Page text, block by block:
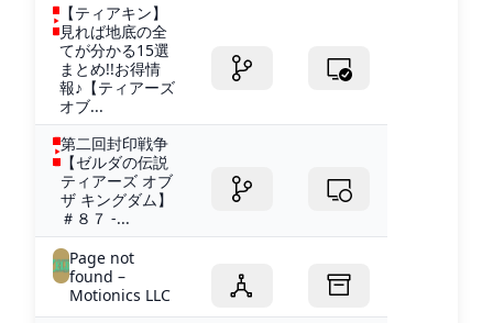
【ティアキン】
見れば地底の全
てが分かる15選
まとめ!!お得情
報♪【ティアーズ
オブ...
第二回封印戦争
【ゼルダの伝説
ティアーズ オブ
ザ キングダム】
＃８７ -...
Page not
found –
Motionics LLC